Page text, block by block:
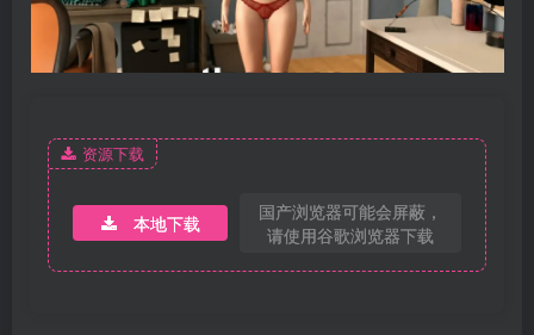
资源下载
本地下载
国产浏览器可能会屏蔽，
请使用谷歌浏览器下载